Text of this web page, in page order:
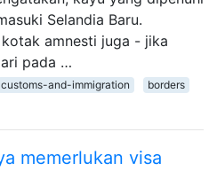
Selandia Baru.
kotak amnesti juga - jika
pada …
customs-and-immigration
borders
memerlukan visa